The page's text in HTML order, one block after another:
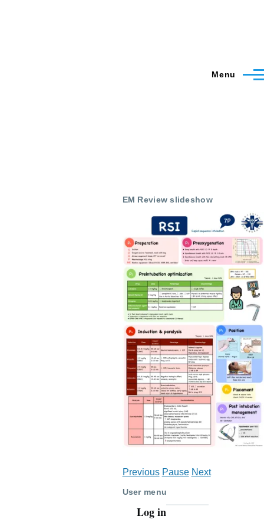
Menu
EM Review slideshow
Previous Pause Next
User menu
Log in